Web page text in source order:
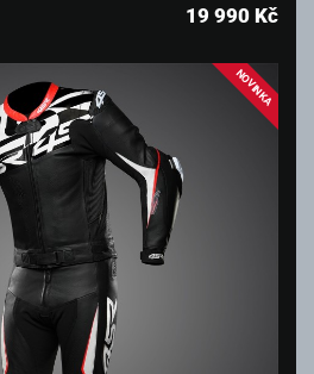
19 990 Kč
NOVINKA